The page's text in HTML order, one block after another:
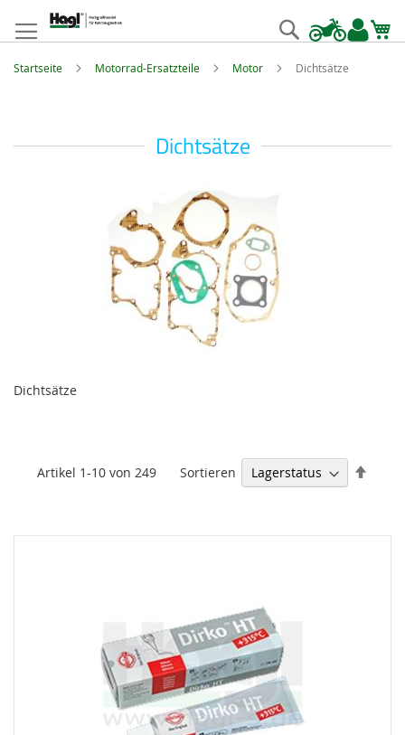
springen
Suche
Startseite Motorrad-Ersatzteile Motor Dichtsätze
Dichtsätze
Dichtsätze
Artikel 1-10 von 249 Sortieren